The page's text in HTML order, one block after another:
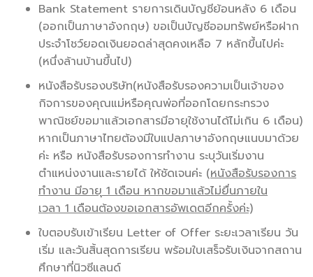
Bank Statement รายการเดินบัญชีย้อนหลัง 6 เดือน
(ออกเป็นภาษาอังกฤษ) ขอเป็นบัญชีออมทรัพย์หรือฝาก
ประจำโชว์ยอดเงินยอดล่าสุดคงเหลือ 7 หลักขึ้นไปค่ะ
(หนึ่งล้านบ้านขึ้นไป)
หนังสือรับรองบริษัท(หนังสือรับรองความเป็นเจ้าของ
กิจการของคุณแม่หรือคุณพ่อที่ออกโดยกระทรวง
พาณิชย์ขอมาแล้วเอกสารมีอายุใช้งานได้ไม่เกิน 6 เดือน)
หากเป็นภาษาไทยต้องมีใบแปลภาษาอังกฤษแนบมาด้วย
ค่ะ หรือ หนังสือรับรองการทำงาน ระบุวันเริ่มงาน
ตำแหน่งงานและรายได้ ให้ชัดเจนค่ะ (หนังสือรับรองการ
ทำงาน มีอายุ1 เดือน หากขอมาแล้วไม่ยื่นภายใน
เวลา 1 เดือนต้องขอเอกสารอัพเดตอีกครั้งค่ะ)
ใบตอบรับเข้าเรียน Letter of Offer ระยะเวลาเรียน วัน
เริ่ม และวันสิ้นสุดการเรียน พร้อมใบเสร็จรับเงินจากสถาน
ศึกษาที่นิวซีแลนด์